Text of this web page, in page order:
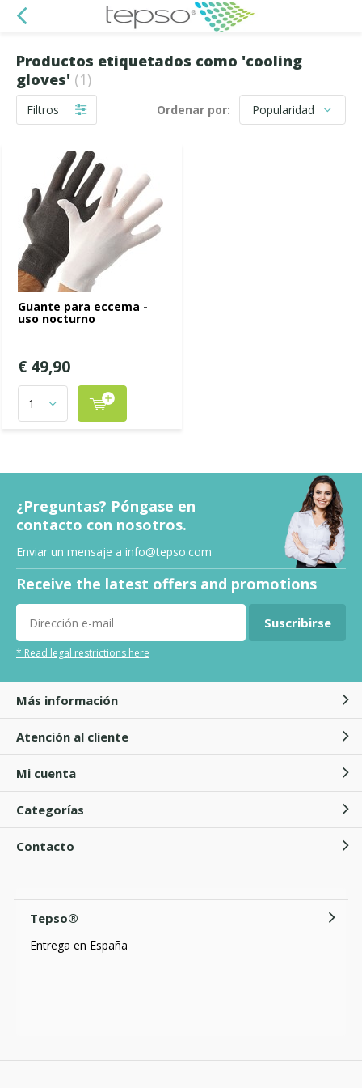
Productos etiquetados como 'cooling
gloves' (1)
Filtros Ordenar por:
Guante para eccema -
uso nocturno
€ 49,90
¿Preguntas? Póngase en
contacto con nosotros.
Enviar un mensaje a info@tepso.com
Receive the latest offers and promotions
Suscribirse
* Read legal restrictions here
Más información
Atención al cliente
Mi cuenta
Categorías
Contacto
Tepso®
Entrega en España